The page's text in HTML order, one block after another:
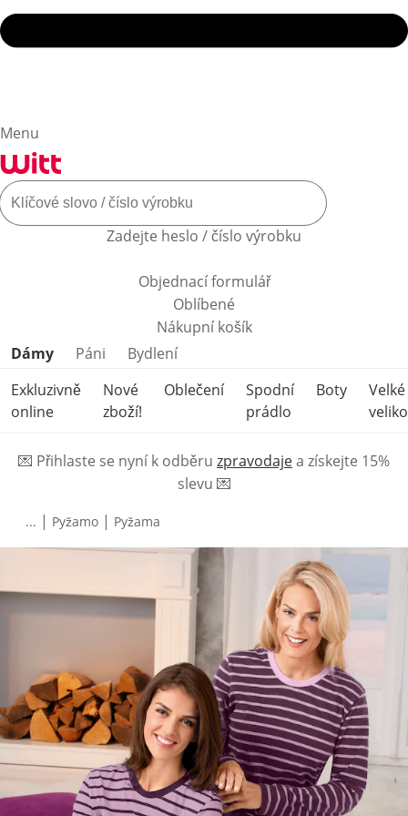
Menu
Zadejte heslo / číslo výrobku
Objednací formulář
Oblíbené
Nákupní košík
Přeskočit kategorie produktů
Dámy Páni
Bydlení
Exkluzivně
online
Nové
zboží!
Oblečení
Spodní
prádlo
Boty
Velké
💌 Přihlaste se nyní k odběru zpravodajea získejte 15%
slevu 💌
... | Pyžamo | Pyžama